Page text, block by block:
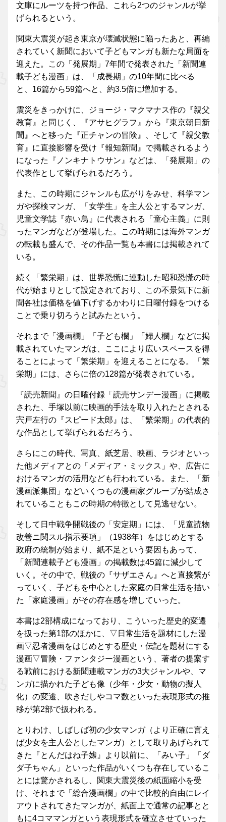
文庫にルーツを持つ作品、これら2つのジャンルが挙
げられるという。
関東大震災が起き東京が壊滅状態に陥ったあと、再編
されていく新聞において子どもマンガも新たな局面を
迎えた。この「発展期」7年間で発表された「新聞連
載子ども漫画」は、「成長期」の10年間に比べる
と、16篇から59篇へと、約3.5倍に増加する。
震災をきっかけに、ジョージ・マクマナス作の『親父
教育』と同じく、『アサヒグラフ』から『東京朝日新
聞』へと移った『正チャンの冒険』、そして『親父教
育』に直接影響を受け『報知新聞』で掲載されるよう
になった『ノンキナトウサン』などは、「発展期」の
代表作として挙げられるだろう。
また、この時期にジャンルも広がりをみせ、科学マン
ガや探検マンガ、「女学生」を主人公とするマンガ、
児童文学誌『赤い鳥』に代表される「童心主義」に則
ったマンガなどが登場した。この時期には海外マンガ
の転載も盛んで、その作品一覧も本書には掲載されて
いる。
続く「繁栄期」は、世界恐慌に連動した昭和恐慌の時
代が始まりとして設定されており、この不景気下に新
聞各社は価格を値下げするかわりに日曜付録をつける
ことで乗り切ろうと試みたという。
それまで「漫画欄」「子ども欄」「婦人欄」などに掲
載されていたマンガは、ここにより広いスペースを得
ることによって「繁栄期」を迎えることになる。「繁
栄期」には、さらに倍の128篇が発表されている。
『読売新聞』の日曜付録「読売サンデー漫画」に掲載
された、手塚以前に映画的手法を取り入れたとされる
宍戸左行の『スピード太郎』は、「繁栄期」の代表的
な作品として挙げられるだろう。
さらにこの時代、写真、紙芝居、映画、ラジオといっ
た他メディアとの「メディア・ミックス」や、広告に
おけるマンガの活用なども行われている。また、「新
漫画派集団」などいくつもの漫画家グループが結成さ
れていることもこの時期の特徴として見逃せない。
そして日中戦争開戦後の「安定期」には、「児童読物
改善ニ関スル指示要項」（1938年）をはじめとする
政府の統制が始まり、紙不足という要因もあって、
「新聞連載子ども漫画」の掲載数は45篇に減少して
いく。その中で、戦後の『サザエさん』へと直接繋が
っていく、子どもを中心とした家庭の日常生活を描い
た「家庭漫画」がその存在感を増していった。
本書は2部構成になっており、こういった歴史的変遷
を扱った第1部のほかに、▽日常生活を題材にした漫
画▽忍者漫画をはじめとする歴史・伝記を題材にする
漫画▽冒険・ファンタジー漫画という、著者の提案す
る戦前における新聞連載マンガの3大ジャンルや、マ
ンガに描かれた子ども像（少年・少女・動物の擬人
化）の変遷、吹きだしやコマ数といった表現形式の推
移が第2部で扱われる。
とりわけ、しばしば初の少女マンガ（より正確に言え
ば少女を主人公としたマンガ）として取りあげられて
きた『とんだはね子嬢』より以前に、「みい子」「ダ
ダ子ちゃん」といった作品がいくつも存在しているこ
とには驚かされるし、関東大震災後の紙面縮小を受
け、それまで「総合漫画欄」の中で比較的自由にレイ
アウトされてきたマンガが、紙面上で通常の記事とと
もに4コママンガという表現形式を確立させていった